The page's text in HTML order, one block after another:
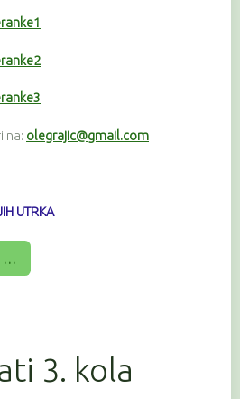
na: olegrajic@gmail.com
UTRKA
…
3. kola